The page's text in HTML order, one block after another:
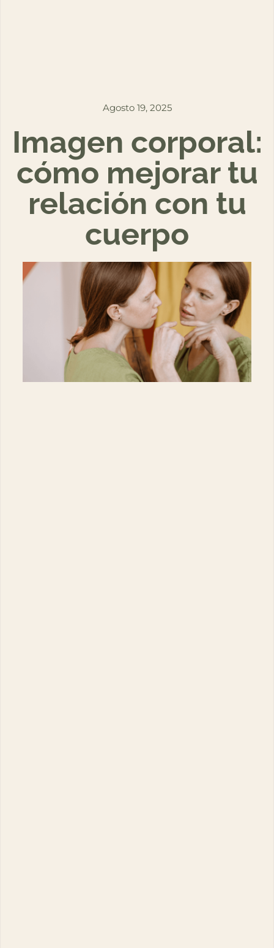
Agosto 19, 2025
Imagen corporal:
cómo mejorar tu
relación con tu
cuerpo